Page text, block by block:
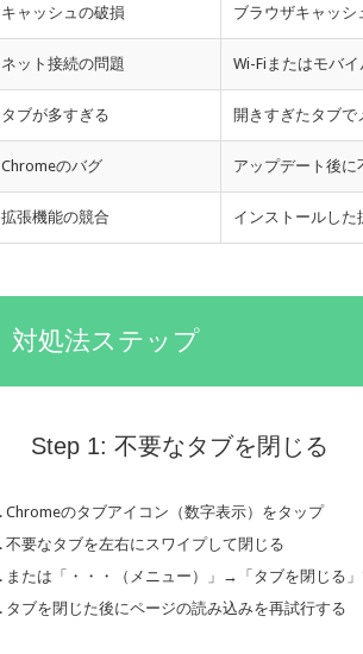
キャッシュの破損 ブラウザキャッシ
ネット接続の問題 Wi-Fiまたはモバ
タブが多すぎる 開きすぎたタブで
Chromeのバグ アップデート後に
拡張機能の競合 インストールした
対処法ステップ
Step 1: 不要なタブを閉じる
Chromeのタブアイコン（数字表示）をタップ
不要なタブを左右にスワイプして閉じる
または「・・・（メニュー）」→「タブを閉じる
タブを閉じた後にページの読み込みを再試行する